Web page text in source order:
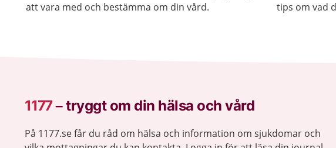
att vara med och bestämma om din vård.
tips om vad
1177–tryggt om din hälsa och vård
På 1177.se får du råd om hälsa och information om sjukdomar och